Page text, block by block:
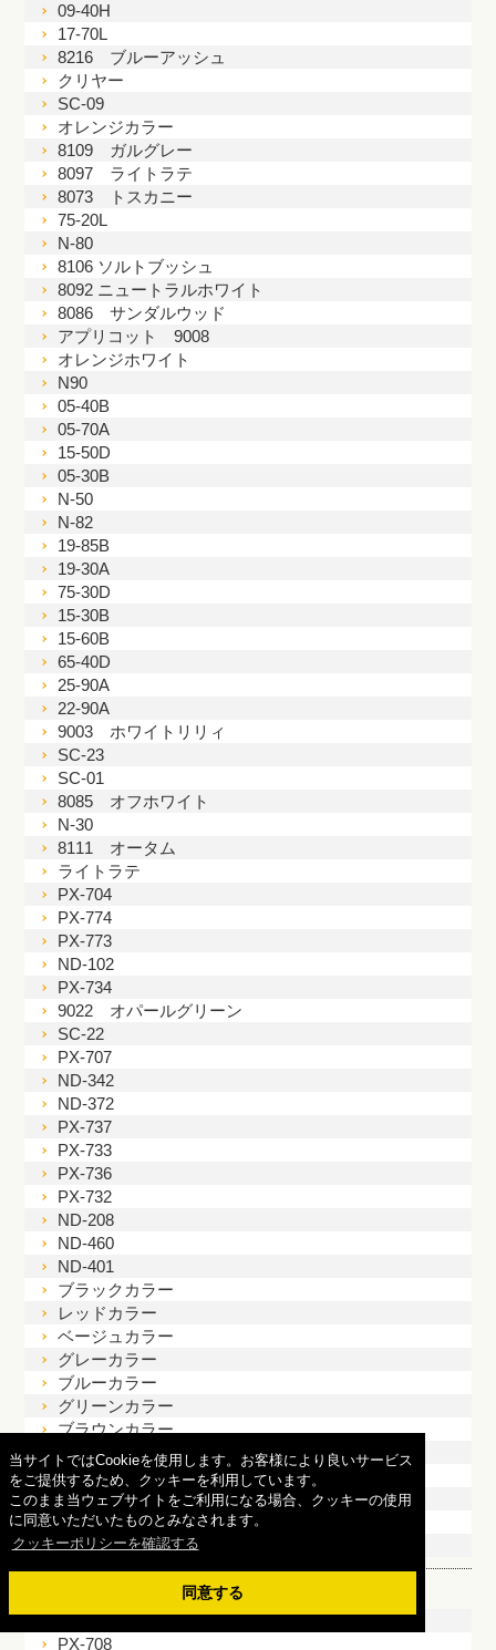
当サイトではCookieを使用します。お客様により良いサービス
をご提供するため、クッキーを利用しています。
このまま当ウェブサイトをご利用になる場合、クッキーの使用
に同意いただいたものとみなされます。
クッキーポリシーを確認する
同意する
09-40H
17-70L
8216 ブルーアッシュ
クリヤー
SC-09
オレンジカラー
8109 ガルグレー
8097 ライトラテ
8073 トスカニー
75-20L
N-80
8106 ソルトブッシュ
8092 ニュートラルホワイト
8086 サンダルウッド
アプリコット 9008
オレンジホワイト
N90
05-40B
05-70A
15-50D
05-30B
N-50
N-82
19-85B
19-30A
75-30D
15-30B
15-60B
65-40D
25-90A
22-90A
9003 ホワイトリリィ
SC-23
SC-01
8085 オフホワイト
N-30
8111 オータム
ライトラテ
PX-704
PX-774
PX-773
ND-102
PX-734
9022 オパールグリーン
SC-22
PX-707
ND-342
ND-372
PX-737
PX-733
PX-736
PX-732
ND-208
ND-460
ND-401
ブラックカラー
レッドカラー
ベージュカラー
グレーカラー
ブルーカラー
グリーンカラー
ブラウンカラー
クリームカラー
ホワイトカラー
ツートンカラー
モルタル
窯業系サイディング
トゥルーブラック
PX-708